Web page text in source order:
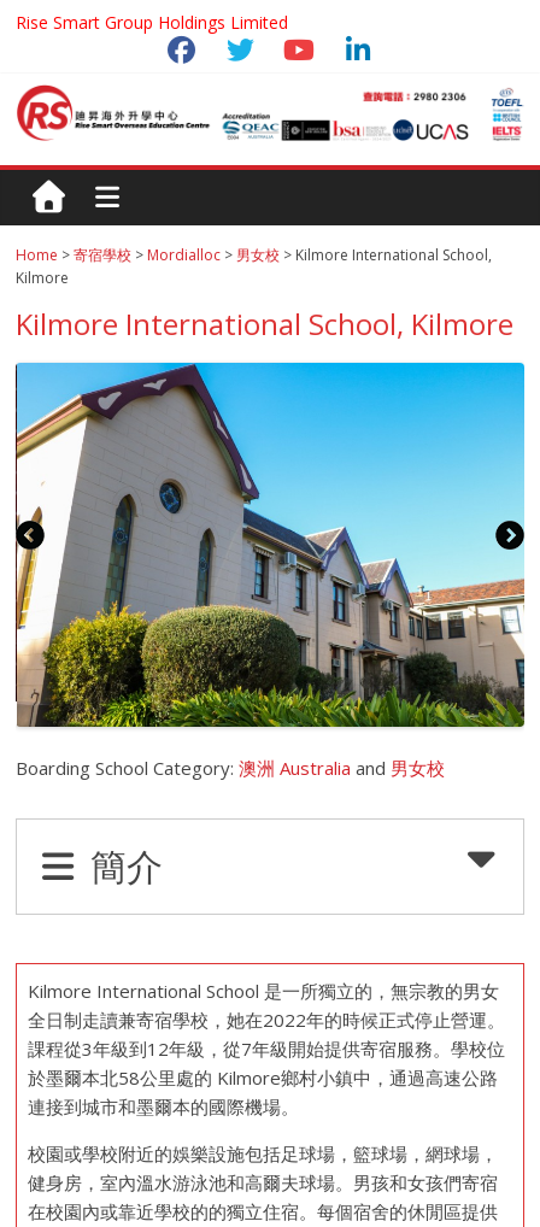
Rise Smart Group Holdings Limited
Home >寄宿學校 > Mordialloc > 男女校 > Kilmore International School,
Kilmore
Kilmore International School, Kilmore
Boarding School Category:澳洲 Australia and 男女校
簡介
Kilmore International School 是一所獨立的，無宗教的男女
全日制走讀兼寄宿學校，她在2022年的時候正式停止營運。
課程從3年級到12年級，從7年級開始提供寄宿服務。學校位
於墨爾本北58公里處的 Kilmore鄉村小鎮中，通過高速公路
連接到城市和墨爾本的國際機場。
校園或學校附近的娛樂設施包括足球場，籃球場，網球場，
健身房，室內溫水游泳池和高爾夫球場。男孩和女孩們寄宿
在校園內或靠近學校的的獨立住宿。每個宿舍的休閒區提供